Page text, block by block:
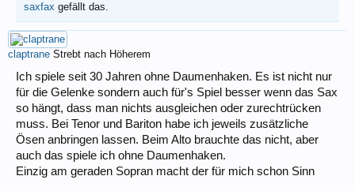
saxfax gefällt das.
claptrane Strebt nach Höherem
Ich spiele seit 30 Jahren ohne Daumenhaken. Es ist nicht nur
für die Gelenke sondern auch für's Spiel besser wenn das Sax
so hängt, dass man nichts ausgleichen oder zurechtrücken
muss. Bei Tenor und Bariton habe ich jeweils zusätzliche
Ösen anbringen lassen. Beim Alto brauchte das nicht, aber
auch das spiele ich ohne Daumenhaken.
Einzig am geraden Sopran macht der für mich schon Sinn